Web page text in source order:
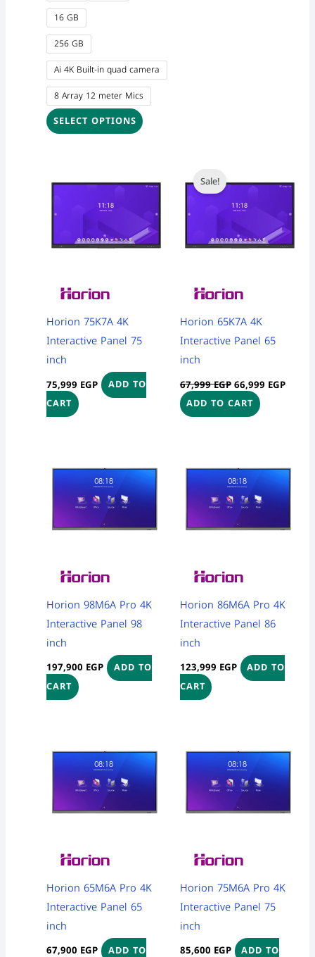
16 GB
256 GB
Ai 4K Built-in quad camera
8 Array 12 meter Mics
SELECT OPTIONS
Horion 75K7A 4K
Interactive Panel 75
inch
75,999 EGP
ADD TO
CART
Sale!
Horion 65K7A 4K
Interactive Panel 65
inch
67,999EGP
was:
66,999 EGP
is:
ADD TO CART
Horion 98M6A Pro 4K
Interactive Panel 98
inch
197,900 EGP
ADD TO
CART
Horion 86M6A Pro 4K
Interactive Panel 86
inch
123,999 EGP
ADD TO
CART
Horion 65M6A Pro 4K
Interactive Panel 65
inch
67,900 EGP ADD TO
Horion 75M6A Pro 4K
Interactive Panel 75
inch
85,600 EGP ADD TO